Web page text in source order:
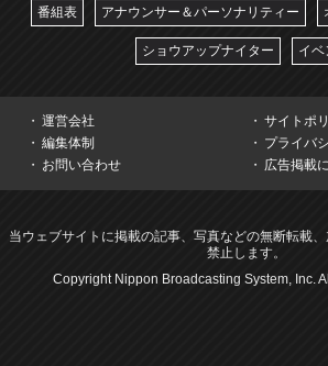
番組表 アナウンサー＆パーソナリティー
ショウアップナイター イベ
運営会社
サイトポ
編集体制
プライバ
お問い合わせ
広告掲載
当ウェブサイトに掲載の記事、写真などの無断転載
禁止します。
Copyright Nippon Broadcasting System, Inc.